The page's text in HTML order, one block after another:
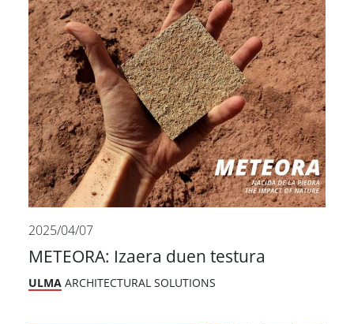
2025/04/07
METEORA: Izaera duen testura
ULMA ARCHITECTURAL SOLUTIONS